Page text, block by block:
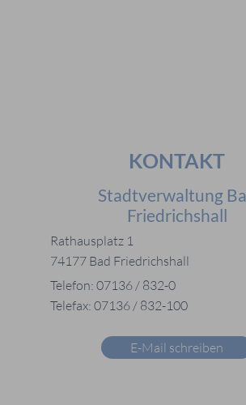
KONTAKT
Stadtverwaltung
Friedrichshall
Rathausplatz 1
74177 Bad Friedrichshall
Telefon: 07136 / 832-0
Telefax: 07136 / 832-100
E-Mail schreiben